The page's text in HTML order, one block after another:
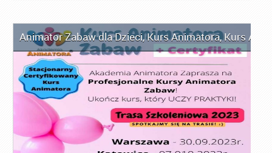
Animator Zabaw dla Dzieci,Kurs Animatora,Kurs